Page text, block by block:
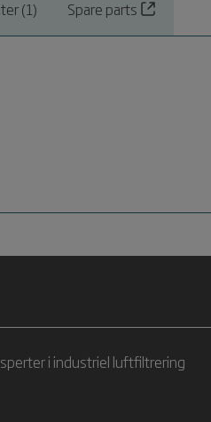
(1) Spare parts
i industriel luftfiltrering